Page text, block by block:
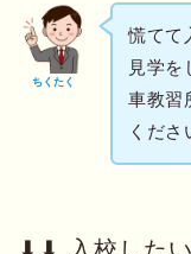
ちくたく
慌てて
見学を
車教習
くださ